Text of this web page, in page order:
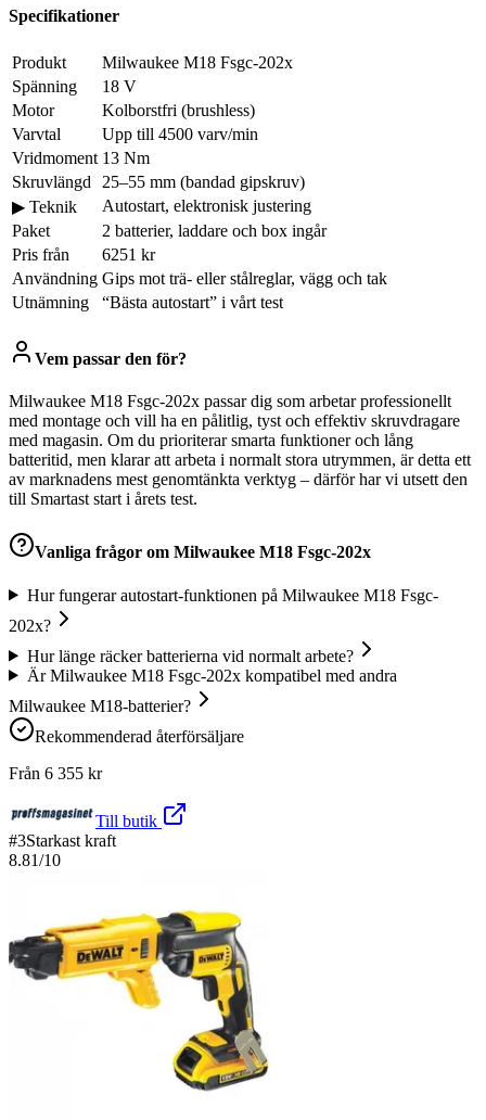
Specifikationer
Produkt
Milwaukee M18 Fsgc-202x
Spänning
18 V
Motor
Kolborstfri (brushless)
Varvtal
Upp till 4500 varv/min
Vridmoment 13 Nm
Skruvlängd
25–55 mm (bandad gipskruv)
▶ Teknik
Autostart, elektronisk justering
Paket
2 batterier, laddare och box ingår
Pris från
6251 kr
Användning Gips mot trä- eller stålreglar, vägg och tak
Utnämning
“Bästa autostart” i vårt test
Vem passar den för?
Milwaukee M18 Fsgc-202x passar dig som arbetar professionellt
med montage och vill ha en pålitlig, tyst och effektiv skruvdragare
med magasin. Om du prioriterar smarta funktioner och lång
batteritid, men klarar att arbeta i normalt stora utrymmen, är detta ett
av marknadens mest genomtänkta verktyg – därför har vi utsett den
till Smartast start i årets test.
Vanliga frågor om Milwaukee M18 Fsgc-202x
Hur fungerar autostart-funktionen på Milwaukee M18 Fsgc-
202x?
Hur länge räcker batterierna vid normalt arbete?
Är Milwaukee M18 Fsgc-202x kompatibel med andra
Milwaukee M18-batterier?
Rekommenderad återförsäljare
Från 6 355 kr
Till butik
#3Starkast kraft
8.81/10